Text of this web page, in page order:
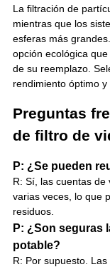
La filtración de
mientras que los
esferas más grandes.
opción ecológica
de su reemplazo.
rendimiento óptimo
Preguntas
de filtro de
P: ¿Se pueden
R: Sí, las cuentas
varias veces, lo que
residuos.
P: ¿Son seguras
potable?
R: Por supuesto.